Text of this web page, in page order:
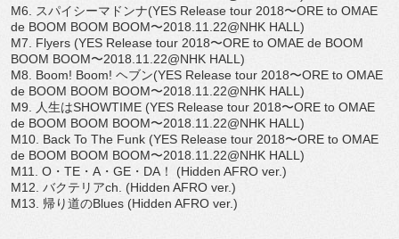
M6. スパイシーマドンナ(YES Release tour 2018〜ORE to OMAE
de BOOM BOOM BOOM〜2018.11.22@NHK HALL)
M7. Flyers (YES Release tour 2018〜ORE to OMAE de BOOM
BOOM BOOM〜2018.11.22@NHK HALL)
M8. Boom! Boom! ヘブン(YES Release tour 2018〜ORE to OMAE
de BOOM BOOM BOOM〜2018.11.22@NHK HALL)
M9. 人生はSHOWTIME (YES Release tour 2018〜ORE to OMAE
de BOOM BOOM BOOM〜2018.11.22@NHK HALL)
M10. Back To The Funk (YES Release tour 2018〜ORE to OMAE
de BOOM BOOM BOOM〜2018.11.22@NHK HALL)
M11. O・TE・A・GE・DA！ (Hidden AFRO ver.)
M12. バクテリアch. (Hidden AFRO ver.)
M13. 帰り道のBlues (Hidden AFRO ver.)